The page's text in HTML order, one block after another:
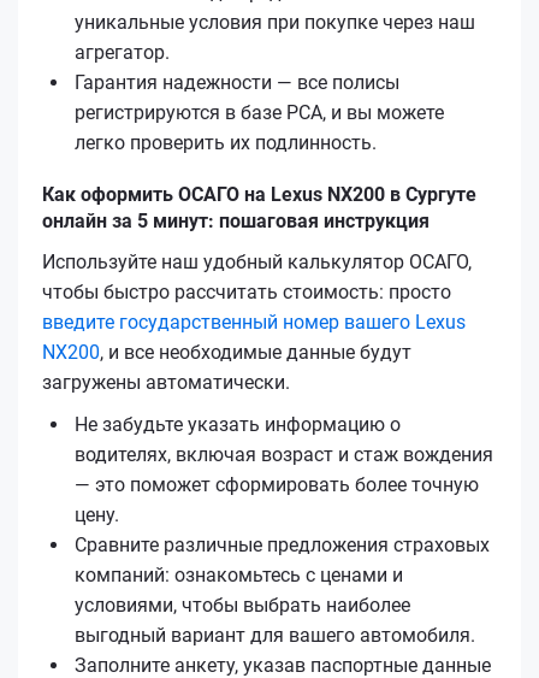
уникальные условия при покупке через наш
агрегатор.
Гарантия надежности — все полисы
регистрируются в базе РСА, и вы можете
легко проверить их подлинность.
Как оформить ОСАГО на Lexus NX200 в Сургуте
онлайн за 5 минут: пошаговая инструкция
Используйте наш удобный калькулятор ОСАГО,
чтобы быстро рассчитать стоимость: просто
введите государственный номер вашего Lexus
NX200, и все необходимые данные будут
загружены автоматически.
Не забудьте указать информацию о
водителях, включая возраст и стаж вождения
— это поможет сформировать более точную
цену.
Сравните различные предложения страховых
компаний: ознакомьтесь с ценами и
условиями, чтобы выбрать наиболее
выгодный вариант для вашего автомобиля.
Заполните анкету, указав паспортные данные